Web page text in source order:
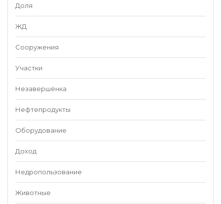
Доля
ЖД
Сооружения
Участки
Незавершёнка
Нефтепродукты
Оборудование
Доход
Недропользование
Животные